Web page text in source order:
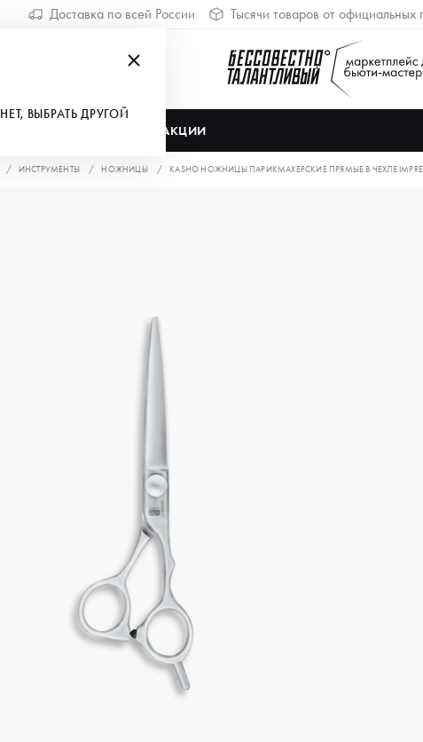
Доставка по всей России Тысячи товаров от официальных
АКЦИИ
НЕТ, ВЫБРАТЬ ДРУГОЙ
ИНСТРУМЕНТЫ НОЖНИЦЫ KASHO НОЖНИЦЫ ПАРИКМАХЕРСКИЕ ПРЯМЫЕ В ЧЕХЛЕ